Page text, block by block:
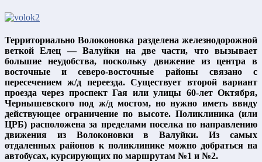
Территориально Волоконовка разделена железнодорожной
веткой Елец — Валуйки на две части, что вызывает
большие неудобства, поскольку движение из центра в
восточные и северо-восточные районы связано с
пересечением ж/д переезда. Существует второй вариант
проезда через проспект Гая или улицы 60-лет Октября,
Чернышевского под ж/д мостом, но нужно иметь ввиду
действующее ограничение по высоте. Поликлиника (или
ЦРБ) расположена за пределами поселка по направлению
движения из Волоконовки в Валуйки. Из самых
отдаленных районов к поликлинике можно добраться на
автобусах, курсирующих по маршрутам №1 и №2.